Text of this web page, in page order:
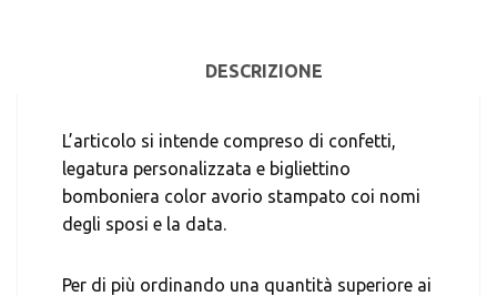
DESCRIZIONE
L’articolo si intende compreso di confetti,
legatura personalizzata e bigliettino
bomboniera color avorio stampato coi nomi
degli sposi e la data.
Per di più ordinando una quantità superiore ai